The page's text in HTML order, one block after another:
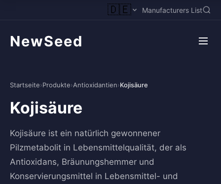
🇩🇪 Manufacturers List
NewSeed
Startseite›Produkte›Antioxidantien›Kojisäure
Kojisäure
Kojisäure ist ein natürlich gewonnener
Pilzmetabolit in Lebensmittelqualität, der als
Antioxidans, Bräunungshemmer und
Konservierungsmittel in Lebensmittel- und